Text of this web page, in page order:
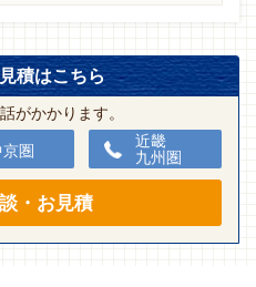
積はこちら
がかかります。
圏
近畿
九州圏
・お見積